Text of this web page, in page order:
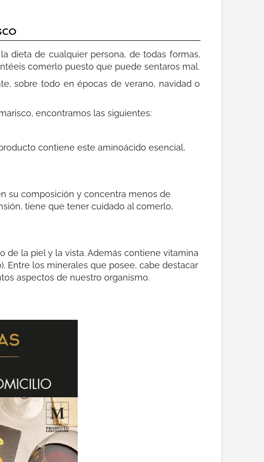
dieta de cualquier persona, de todas formas,
comerlo puesto que puede sentaros mal.
sobre todo en épocas de verano, navidad o
encontramos las siguientes:
contiene este aminoácido esencial,
su composición y concentra menos de
tiene que tener cuidado al comerlo,
de la piel y la vista. Además contiene vitamina
Entre los minerales que posee, cabe destacar
aspectos de nuestro organismo.